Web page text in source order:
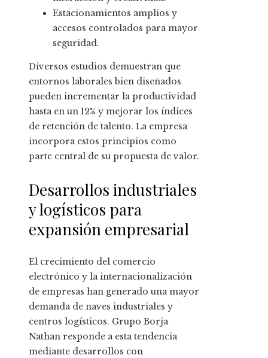
Estacionamientos amplios y
accesos controlados para mayor
seguridad.
Diversos estudios demuestran que
entornos laborales bien diseñados
pueden incrementar la productividad
hasta en un 12% y mejorar los índices
de retención de talento. La empresa
incorpora estos principios como
parte central de su propuesta de valor.
Desarrollos industriales
y logísticos para
expansión empresarial
El crecimiento del comercio
electrónico y la internacionalización
de empresas han generado una mayor
demanda de naves industriales y
centros logísticos. Grupo Borja
Nathan responde a esta tendencia
mediante desarrollos con